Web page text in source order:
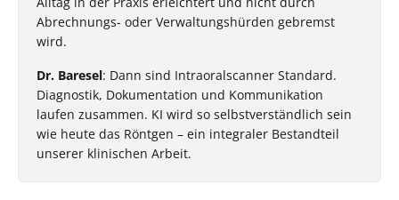
Abrechnungs- oder Verwaltungshürden gebremst
wird.
Dr. Baresel: Dann sind Intraoralscanner Standard.
Diagnostik, Dokumentation und Kommunikation
laufen zusammen. KI wird so selbstverständlich sein
wie heute das Röntgen – ein integraler Bestandteil
unserer klinischen Arbeit.